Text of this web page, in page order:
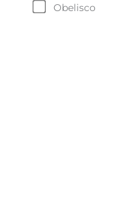
Obelisco